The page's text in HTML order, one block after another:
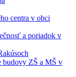
centra v obci
a poriadok v
budovy ZŠ a MŠ v